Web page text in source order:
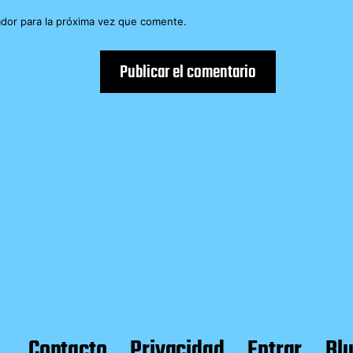
para la próxima vez que comente.